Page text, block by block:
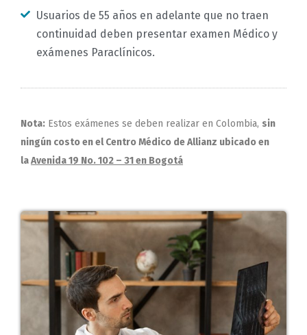
Usuarios de 55 años en adelante que no traen
continuidad deben presentar examen Médico y
exámenes Paraclínicos.
Nota: Estos exámenes se deben realizar en Colombia, sin
ningún costo en el Centro Médico de Allianz ubicado en
laAvenida 19 No. 102 – 31 en Bogotá